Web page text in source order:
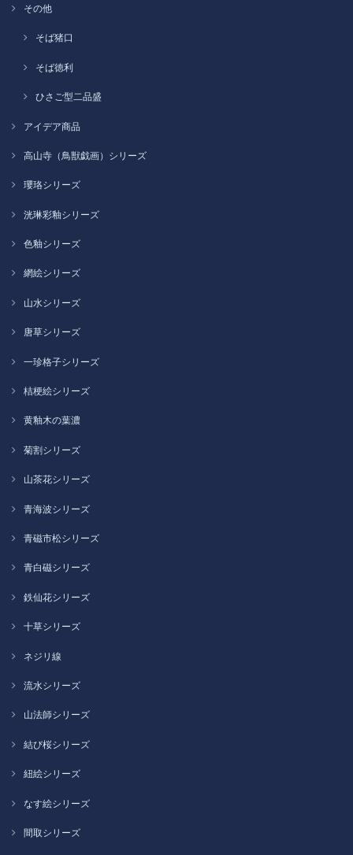
その他
そば猪口
そば徳利
ひさご型二品盛
アイデア商品
高山寺（鳥獣戯画）シリーズ
瓔珞シリーズ
洸琳彩釉シリーズ
色釉シリーズ
網絵シリーズ
山水シリーズ
唐草シリーズ
一珍格子シリーズ
桔梗絵シリーズ
黄釉木の葉濃
菊割シリーズ
山茶花シリーズ
青海波シリーズ
青磁市松シリーズ
青白磁シリーズ
鉄仙花シリーズ
十草シリーズ
ネジリ線
流水シリーズ
山法師シリーズ
結び桜シリーズ
紐絵シリーズ
なす絵シリーズ
間取シリーズ